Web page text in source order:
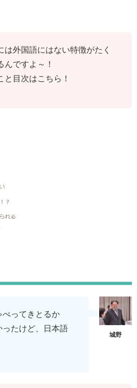
は外国語にはない特徴がたく
んですよ～！
と目次はこちら！
ってきとるか
ったけど、日本語